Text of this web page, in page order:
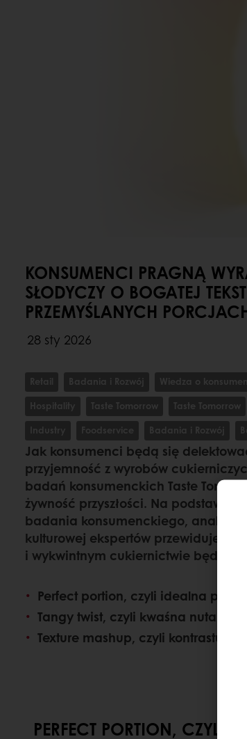
KONSUMENCI PRAGNĄ
SŁODYCZY O BOGATEJ
PRZEMYŚLANYCH
28 sty 2026
Retail Badania i Rozwój Wiedza o
Hospitality
Taste Tomorrow Taste Tomorrow
Industry
Foodservice Badania i Rozwój
Jak konsumenci będą się
przyjemność z wyrobów
badań konsumenckich Taste
żywność przyszłości. Na podstawie
badania konsumenckiego, analizy
kulturowej ekspertów
i wykwintnym cukiernictwie będą
Perfect portion, czyli idealna porcja
Tangy twist, czyli kwaśna nuta
Texture mashup, czyli kontrastujące
PERFECT PORTION, CZYLI